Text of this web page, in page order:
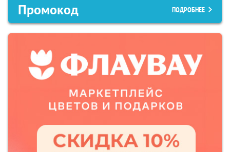
Промокод ПОДРОБНЕЕ